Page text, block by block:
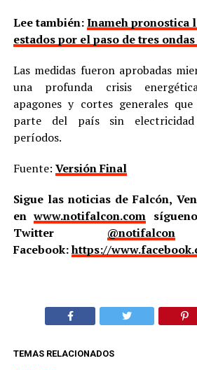
Lee también:Inameh pronostica
estados por el paso de tres
Las medidas fueron aprobadas
una profunda crisis
apagones y cortes generales
parte del país sin electricidad
períodos.
Fuente: Versión Final
Sigue las noticias de Falcón,
enwww.notifalcon.com
Twitter @notifalcon
Facebook:https://
TEMAS RELACIONADOS